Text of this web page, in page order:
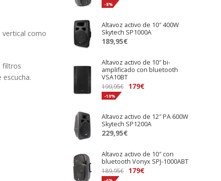
como
filtros
era:
139,95€.
es:
129€.
-8%
Altavoz activo de 10″ 400W
Skytech SP1000A
189,95€
Altavoz activo de 10″ bi-
amplificado con bluetooth
VSA10BT
199,95€
El
era:
199,95€.
179€El
es:
179€.
-10%
Altavoz activo de 12″ PA 600W
Skytech SP1200A
229,95€
Altavoz activo de 10″ con
bluetooth Vonyx SPJ-1000ABT
189,95€
El
179€El